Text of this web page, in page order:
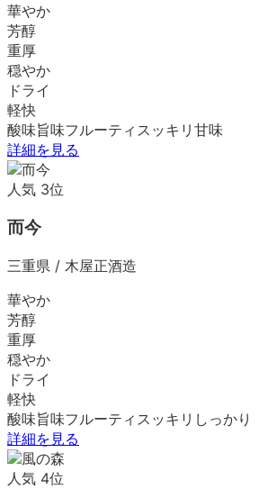
華やか
芳醇
重厚
穏やか
ドライ
軽快
酸味旨味フルーティ スッキリ 甘味
詳細を見る
人気 3位
而今
三重県 / 木屋正酒造
華やか
芳醇
重厚
穏やか
ドライ
軽快
酸味旨味フルーティ スッキリ しっかり
詳細を見る
人気 4位